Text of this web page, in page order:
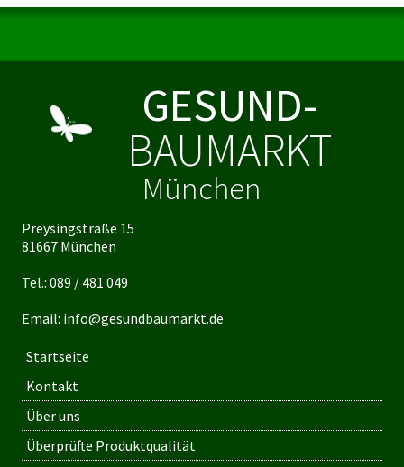
GESUND-
BAUMARKT
München
Preysingstraße 15
81667 München
Tel.: 089 / 481 049
Email: info@gesundbaumarkt.de
Startseite
Kontakt
Über uns
Überprüfte Produktqualität